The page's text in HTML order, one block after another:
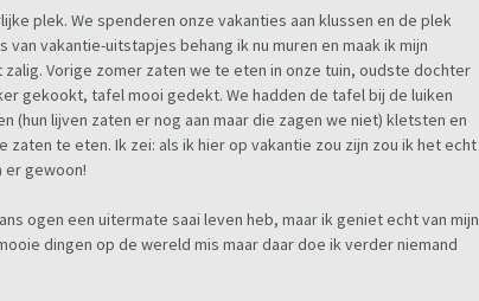
plek. We spenderen onze vakanties aan klussen en de plek
vakantie-uitstapjes behang ik nu muren en maak ik mijn
Vorige zomer zaten we te eten in onze tuin, oudste dochter
gekookt, tafel mooi gedekt. We hadden de tafel bij de luiken
(hun lijven zaten er nog aan maar die zagen we niet) kletsten en
te eten. Ik zei: als ik hier op vakantie zou zijn zou ik het echt
er gewoon!
ogen een uitermate saai leven heb, maar ik geniet echt van mijn
dingen op de wereld mis maar daar doe ik verder niemand